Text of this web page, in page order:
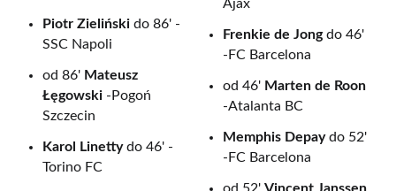
Piotr Zieliński do 86' -
SSC Napoli
od 86' Mateusz
Łęgowski -Pogoń
Szczecin
Karol Linettydo 46' -
Torino FC
Ajax
Frenkie de Jongdo 46'
-FC Barcelona
od 46' Marten de Roon
-Atalanta BC
Memphis Depaydo 52'
-FC Barcelona